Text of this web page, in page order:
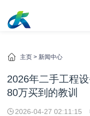
主页 > 新闻中心
2026年二手工程
80万买到的教训
2026-04-27 02:11:15